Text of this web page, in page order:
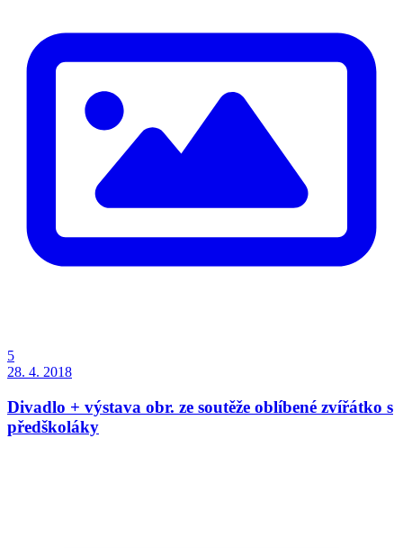
5
28. 4. 2018
Divadlo + výstava obr. ze soutěže oblíbené zvířátko s
předškoláky